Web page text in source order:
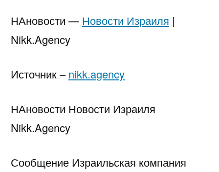
НАновости — Новости Израиля |
Nikk.Agency
Источник –nikk.agency
НАновости Новости Израиля
Nikk.Agency
Сообщение Израильская компания